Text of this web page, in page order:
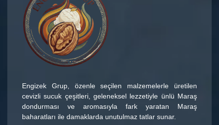
Engizek Grup, özenle seçilen malzemelerle üretilen
cevizli sucuk çeşitleri, geleneksel lezzetiyle ünlü Maraş
dondurması ve aromasıyla fark yaratan Maraş
baharatları ile damaklarda unutulmaz tatlar sunar.